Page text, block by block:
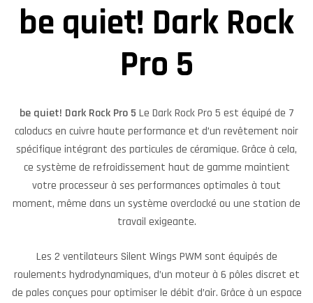
be quiet! Dark Rock
Pro 5
be quiet! Dark Rock Pro 5 Le Dark Rock Pro 5 est équipé de 7
caloducs en cuivre haute performance et d’un revêtement noir
spécifique intégrant des particules de céramique. Grâce à cela,
ce système de refroidissement haut de gamme maintient
votre processeur à ses performances optimales à tout
moment, même dans un système overclocké ou une station de
travail exigeante.
Les 2 ventilateurs Silent Wings PWM sont équipés de
roulements hydrodynamiques, d’un moteur à 6 pôles discret et
de pales conçues pour optimiser le débit d’air. Grâce à un espace